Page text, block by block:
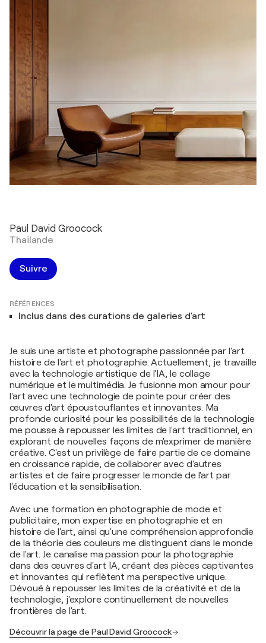
Paul David Groocock
Thaïlande
Suivre
RÉFÉRENCES
Inclus dans des curations de galeries d'art
Je suis une artiste et photographe passionnée par l'art.
histoire de l'art et photographie. Actuellement, je travaille
avec la technologie artistique de l'IA, le collage
numérique et le multimédia. Je fusionne mon amour pour
l'art avec une technologie de pointe pour créer des
œuvres d'art époustouflantes et innovantes. Ma
profonde curiosité pour les possibilités de la technologie
me pousse à repousser les limites de l'art traditionnel, en
explorant de nouvelles façons de m'exprimer de manière
créative. C'est un privilège de faire partie de ce domaine
en croissance rapide, de collaborer avec d'autres
artistes et de faire progresser le monde de l'art par
l'éducation et la sensibilisation.
Avec une formation en photographie de mode et
publicitaire, mon expertise en photographie et en
histoire de l'art, ainsi qu'une compréhension approfondie
de la théorie des couleurs me distinguent dans le monde
de l'art. Je canalise ma passion pour la photographie
dans des œuvres d'art IA, créant des pièces captivantes
et innovantes qui reflètent ma perspective unique.
Dévoué à repousser les limites de la créativité et de la
technologie, j'explore continuellement de nouvelles
frontières de l'art.
Découvrir la page de Paul David Groocock